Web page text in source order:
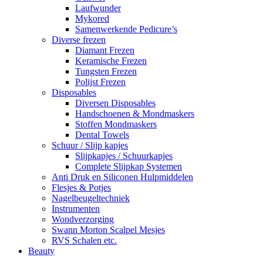
Laufwunder
Mykored
Samenwerkende Pedicure’s
Diverse frezen
Diamant Frezen
Keramische Frezen
Tungsten Frezen
Polijst Frezen
Disposables
Diversen Disposables
Handschoenen & Mondmaskers
Stoffen Mondmaskers
Dental Towels
Schuur / Slijp kapjes
Slijpkapjes / Schuurkapjes
Complete Slijpkap Systemen
Anti Druk en Siliconen Hulpmiddelen
Flesjes & Potjes
Nagelbeugeltechniek
Instrumenten
Wondverzorging
Swann Morton Scalpel Mesjes
RVS Schalen etc.
Beauty